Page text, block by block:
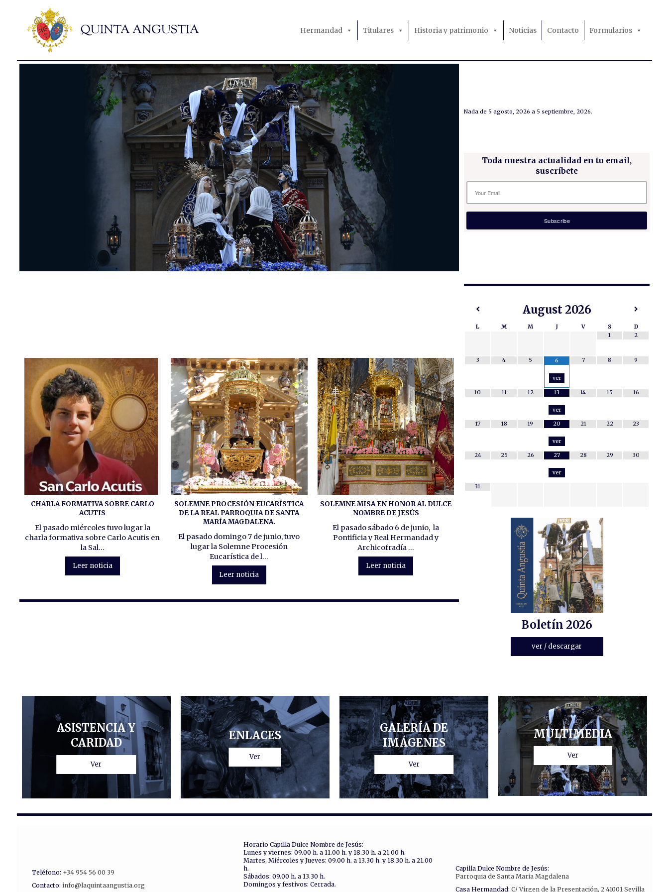
Hermandad Titulares Historia y patrimonio Noticias Contacto Formularios
Nada de 5 agosto, 2026 a 5 septiembre, 2026.
Toda nuestra actualidad en tu email,
suscríbete
CHARLA FORMATIVA SOBRE CARLO
ACUTIS
El pasado miércoles tuvo lugar la
charla formativa sobre Carlo Acutis en
la Sal...
Leer noticia
SOLEMNE PROCESIÓN EUCARÍSTICA
DE LA REAL PARROQUIA DE SANTA
MARÍA MAGDALENA.
El pasado domingo 7 de junio, tuvo
lugar la Solemne Procesión
Eucarística de l...
Leer noticia
SOLEMNE MISA EN HONOR AL DULCE
NOMBRE DE JESÚS
El pasado sábado 6 de junio, la
Pontificia y Real Hermandad y
Archicofradía ...
Leer noticia
August2026
L M M J V S
D
1
2
3 4 5 6
ver
7 8 9
10 11 12 13
ver
14 15 16
17 18 19 20
ver
21 22 23
24 25 26 27
ver
28 29 30
31
Boletín 2026
ver / descargar
ASISTENCIA Y
CARIDAD
Ver
ENLACES
Ver
GALERÍA DE
IMÁGENES
Ver
MULTIMEDIA
Ver
Teléfono: +34 954 56 00 39
Contacto: info@laquintaangustia.org
Horario Capilla Dulce Nombre de Jesús:
Lunes y viernes: 09.00 h. a 11.00 h. y 18.30 h. a 21.00 h.
Martes, Miércoles y Jueves: 09.00 h. a 13.30 h. y 18.30 h. a 21.00
h.
Sábados: 09.00 h. a 13.30 h.
Domingos y festivos: Cerrada.
Capilla Dulce Nombre de Jesús:
Parroquia de Santa Maria Magdalena
Casa Hermandad: C/ Virgen de la Presentación, 2 41001 Sevilla